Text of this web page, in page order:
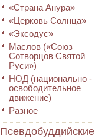
«Страна Анура»
«Церковь Солнца»
«Эксодус»
Маслов («Союз
Сотворцов Святой
Руси»)
НОД (национально -
освободительное
движение)
Разное
Псевдобуддийские